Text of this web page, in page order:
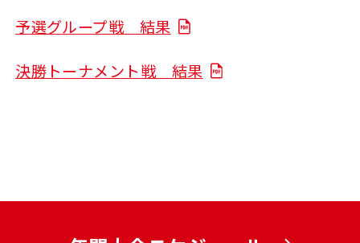
予選グループ戦 結果
決勝トーナメント戦 結果